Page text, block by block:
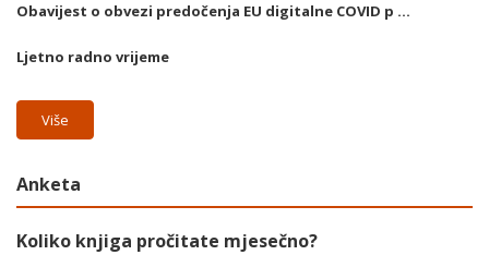
Obavijest o obvezi predočenja EU digitalne COVID p ...
Ljetno radno vrijeme
Više
Anketa
Koliko knjiga pročitate mjesečno?